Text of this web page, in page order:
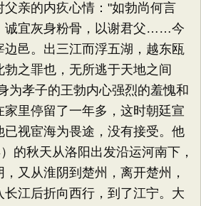
父亲的内疚心情："如勃尚何言
诚宜灰身粉骨，以谢君父……今
边邑。出三江而浮五湖，越东瓯
之罪也，无所逃于天地之间
为孝子的王勃内心强烈的羞愧和
家里停留了一年多，这时朝廷宣
视宦海为畏途，没有接受。他
的秋天从洛阳出发沿运河南下，
又从淮阴到楚州，离开楚州，
江后折向西行，到了江宁。大